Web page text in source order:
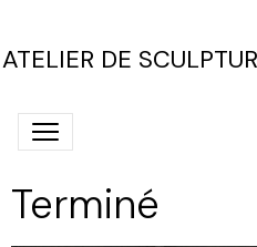
ATELIER DE
Terminé